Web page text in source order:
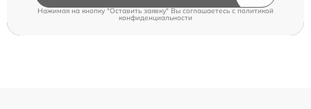
Нажимая на кнопку "Оставить заявку" Вы соглашаетесь cполитикой
конфиденциальности